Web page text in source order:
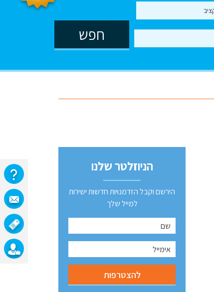
הניוזלטר שלנו
הירשם וקבל הזדמנויות חדשות ישירות
למייל שלך